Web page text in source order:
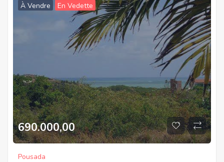
À Vendre En Vedette
690.000,00
Pousada